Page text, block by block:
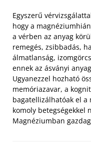
Egyszerű
hogy a
a vérben az anyag
remegés, zsibbadás,
álmatlanság,
ennek az ásványi
Ugyanezzel hozható
memóriazavar, a
bagatellizálhatóak el
komoly betegségekkel
Magnéziumban